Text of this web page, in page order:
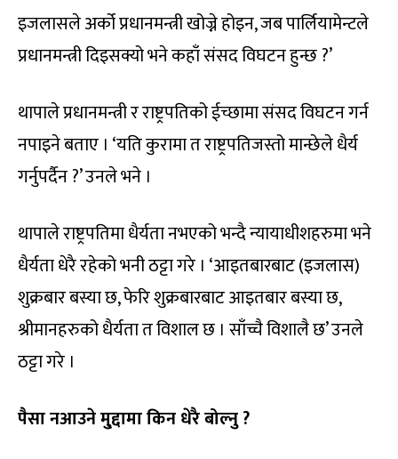
इजलासले अर्को प्रधानमन्त्री खोज्ने होइन, जब पार्लियामेन्टले
प्रधानमन्त्री दिइसक्यो भने कहाँ संसद विघटन हुन्छ ?’
थापाले प्रधानमन्त्री र राष्ट्रपतिको ईच्छामा संसद विघटन गर्न
नपाइने बताए । ‘यति कुरामा त राष्ट्रपतिजस्तो मान्छेले धैर्य
गर्नुपर्दैन ?’ उनले भने ।
थापाले राष्ट्रपतिमा धैर्यता नभएको भन्दै न्यायाधीशहरुमा भने
धैर्यता धेरै रहेको भनी ठट्टा गरे । ‘आइतबारबाट (इजलास)
शुक्रबार बस्या छ, फेरि शुक्रबारबाट आइतबार बस्या छ,
श्रीमानहरुको धैर्यता त विशाल छ । साँच्चै विशालै छ’ उनले
ठट्टा गरे ।
पैसा नआउने मु्द्दामा किन धेरै बोल्नु ?